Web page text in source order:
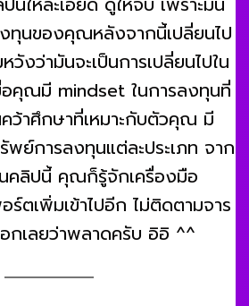
ทุนของคุณหลังจากนี้เปลี่ยนไป
วังว่ามันจะเป็นการเปลี่ยนไปใน
คุณมี mindset ในการลงทุนที่
ว้าศึกษาที่เหมาะกับตัวคุณ มี
พย์การลงทุนแต่ละประเภท จาก
คลิปนี้ คุณก็รู้จักเครื่องมือ
ร์ตเพิ่มเข้าไปอีก ไม่ติดตามจาร
กเลยว่าพลาดครับ อิอิ ^^